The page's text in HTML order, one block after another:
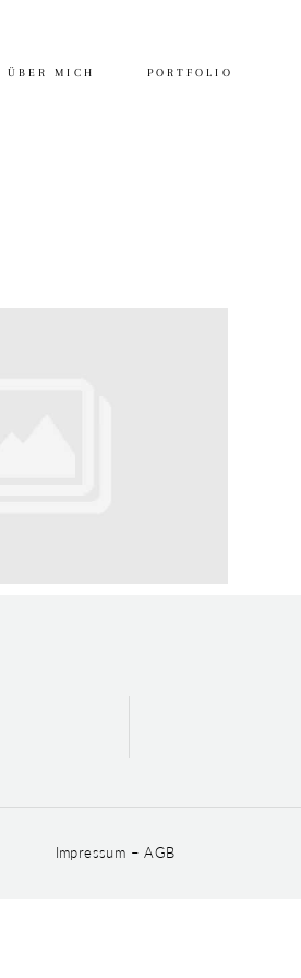
ÜBER MICH PORTFOLIO
Impressum – AGB